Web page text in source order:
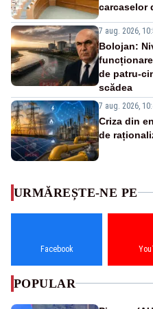
carcaselor
7 aug. 2026,
Bolojan:
de patru-
scădea
7 aug. 2026,
Criza din
de
URMĂREȘTE-NE PE
Facebook
POPULAR